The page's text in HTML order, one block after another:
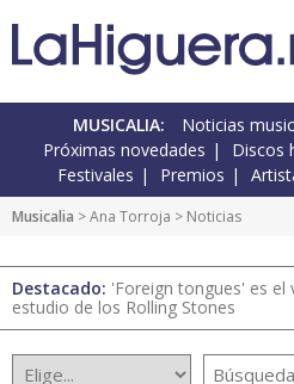
MUSICALIA: Noticias
Próximas novedades
Discos
Festivales
Premios
Musicalia >Ana Torroja > Noticias
Destacado: 'Foreign tongues' es
estudio de los Rolling Stones